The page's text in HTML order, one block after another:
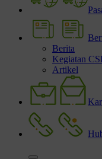
Berita
Kegiatan
Artikel